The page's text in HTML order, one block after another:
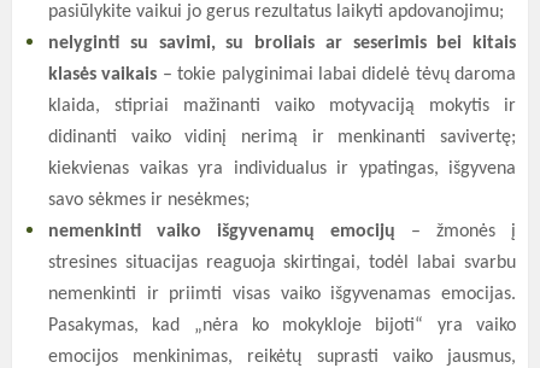
pasiūlykite vaikui jo gerus rezultatus laikyti apdovanojimu;
nelyginti su savimi, su broliais ar seserimis bei kitais
klasės vaikais – tokie palyginimai labai didelė tėvų daroma
klaida, stipriai mažinanti vaiko motyvaciją mokytis ir
didinanti vaiko vidinį nerimą ir menkinanti savivertę;
kiekvienas vaikas yra individualus ir ypatingas, išgyvena
savo sėkmes ir nesėkmes;
nemenkinti vaiko išgyvenamų emocijų – žmonės į
stresines situacijas reaguoja skirtingai, todėl labai svarbu
nemenkinti ir priimti visas vaiko išgyvenamas emocijas.
Pasakymas, kad „nėra ko mokykloje bijoti“ yra vaiko
emocijos menkinimas, reikėtų suprasti vaiko jausmus,